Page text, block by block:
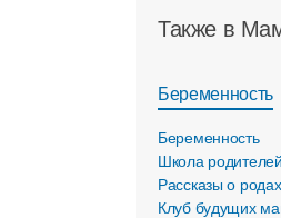
Также в
Беременность
Беременность
Школа родителей
Рассказы о родах
Клуб будущих